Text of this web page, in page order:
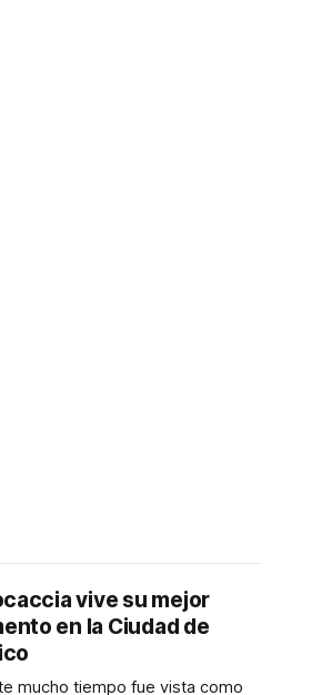
vive su mejor
en la Ciudad de
mucho tiempo fue vista como